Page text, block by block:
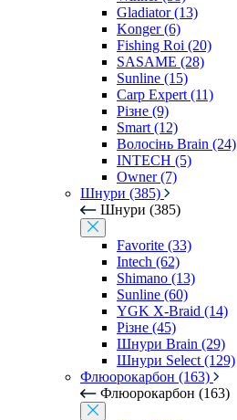
Gladiator (13)
Konger (6)
Fishing Roi (20)
SASAME (28)
Sunline (15)
Carp Expert (11)
Різне (9)
Smart (12)
Волосінь Brain (24)
INTECH (5)
Owner (7)
Шнури (385)
Шнури (385)
Favorite (33)
Intech (62)
Shimano (13)
Sunline (60)
YGK X-Braid (14)
Різне (45)
Шнури Brain (29)
Шнури Select (129)
Флюорокарбон (163)
Флюорокарбон (163)